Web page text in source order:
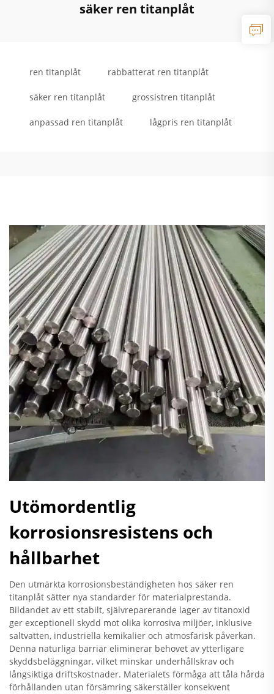
säker ren titanplåt
ren titanplåt rabbatterat ren titanplåt
säker ren titanplåt grossistren titanplåt
anpassad ren titanplåt lågpris ren titanplåt
Utömordentlig
korrosionsresistens och
hållbarhet
Den utmärkta korrosionsbeständigheten hos säker ren
titanplåt sätter nya standarder för materialprestanda.
Bildandet av ett stabilt, självreparerande lager av titanoxid
ger exceptionell skydd mot olika korrosiva miljöer, inklusive
saltvatten, industriella kemikalier och atmosfärisk påverkan.
Denna naturliga barriär eliminerar behovet av ytterligare
skyddsbeläggningar, vilket minskar underhållskrav och
långsiktiga driftskostnader. Materialets förmåga att tåla hårda
förhållanden utan försämring säkerställer konsekvent